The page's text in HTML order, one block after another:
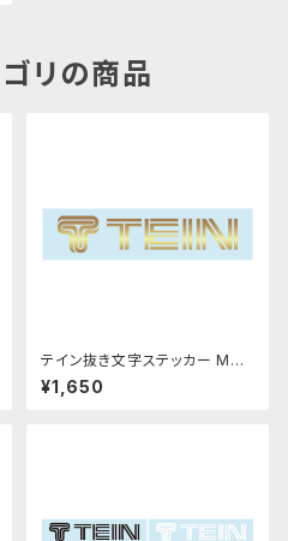
リの商品
テイン抜き文字ステッカー Mサ
イズ ゴールド
¥1,650